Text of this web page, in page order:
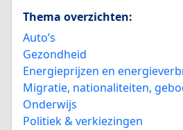
Thema overzichten:
Auto’s
Gezondheid
Energieprijzen en
Migratie, nationaliteiten,
Onderwijs
Politiek & verkiezingen